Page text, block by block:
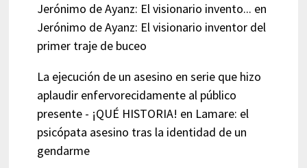
Jerónimo de Ayanz: El visionario invento... en
Jerónimo de Ayanz: El visionario inventor del
primer traje de buceo
La ejecución de un asesino en serie que hizo
aplaudir enfervorecidamente al público
presente - ¡QUÉ HISTORIA! en Lamare: el
psicópata asesino tras la identidad de un
gendarme